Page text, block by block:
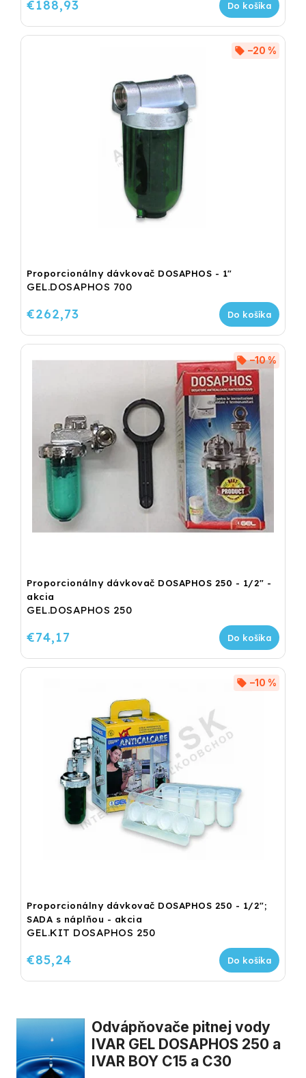
€188,93 Do košíka
Proporcionálny dávkovač DOSAPHOS - 1"
GEL.DOSAPHOS 700
–20 %
€262,73 Do košíka
Proporcionálny dávkovač DOSAPHOS 250 - 1/2" -
akcia
GEL.DOSAPHOS 250
–10 %
€74,17 Do košíka
Proporcionálny dávkovač DOSAPHOS 250 - 1/2";
SADA s náplňou - akcia
GEL.KIT DOSAPHOS 250
–10 %
€85,24 Do košíka
Odvápňovače pitnej vody
IVAR GEL DOSAPHOS 250 a
IVAR BOY C15 a C30